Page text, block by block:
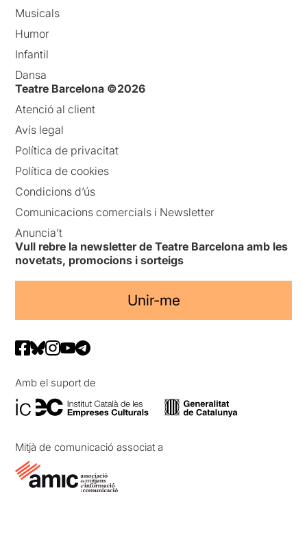
Musicals
Humor
Infantil
Dansa
Teatre Barcelona ©2026
Atenció al client
Avís legal
Política de privacitat
Política de cookies
Condicions d’ús
Comunicacions comercials i Newsletter
Anuncia’t
Vull rebre la newsletter de Teatre Barcelona amb les
novetats, promocions i sorteigs
Unir-me
Amb el suport de
Mitjà de comunicació associat a